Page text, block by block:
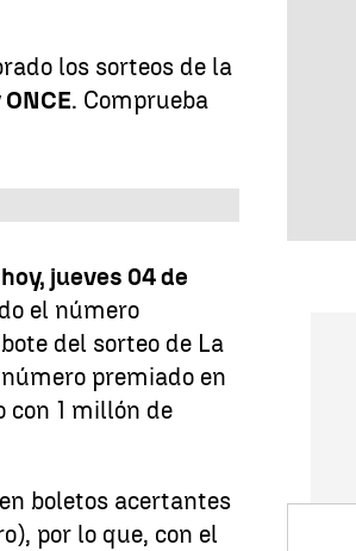
los sorteos de la
ONCE. Comprueba
jueves 04 de
el número
del sorteo de La
premiado en
con 1 millón de
boletos acertantes
por lo que, con el